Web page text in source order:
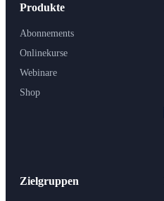
Produkte
Abonnements
Onlinekurse
Webinare
Shop
Zielgruppen